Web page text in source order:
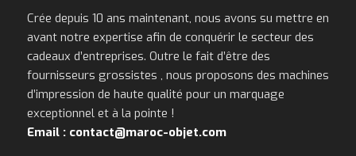
Crée depuis 10 ans maintenant, nous avons su mettre en
avant notre expertise afin de conquérir le secteur des
cadeaux d’entreprises. Outre le fait d’être des
fournisseurs grossistes , nous proposons des machines
d’impression de haute qualité pour un marquage
exceptionnel et à la pointe !
Email : contact@maroc-objet.com